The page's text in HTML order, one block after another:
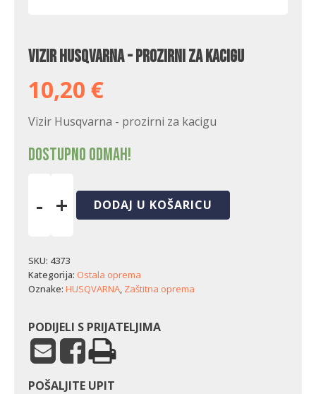
Vizir Husqvarna - prozirni za kacigu
10,20 €
Vizir Husqvarna - prozirni za kacigu
Dostupno odmah!
-
prozirni
za
kacigu
+ DODAJ U KOŠARICU
SKU: 4373
Kategorija: Ostala oprema
Oznake: HUSQVARNA, Zaštitna oprema
PODIJELI S PRIJATELJIMA
POŠALJITE UPIT